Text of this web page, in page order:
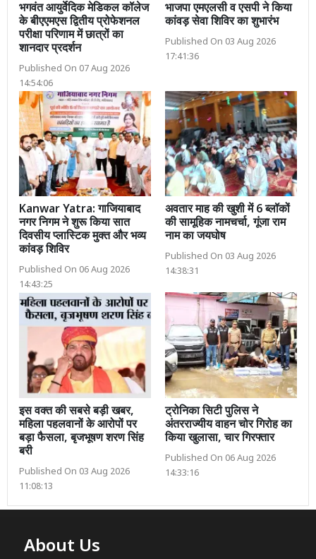
भगवंत आयुर्वेदिक मेडिकल कॉलेज
के बीएएमएस द्वितीय प्रोफेशनल
परीक्षा परिणाम में छात्रों का
शानदार प्रदर्शन
Published On 07 Aug 2026
14:54:06
भाजपा एमएलसी व एसपी ने किया
कांवड़ सेवा शिविर का शुभारंभ
Published On 03 Aug 2026
17:41:36
Kanwar Yatra: गाजियाबाद
नगर निगम ने शुरू किया सात
दिवसीय प्लास्टिक मुक्त और भव्य
कांवड़ शिविर
Published On 06 Aug 2026
14:43:25
अवतार माह की खुशी में 6 ब्लॉकों
की सामूहिक नामचर्चा, गूंजा राम
नाम का जयघोष
Published On 03 Aug 2026
14:38:31
इस वक्त की सबसे बड़ी खबर,
महिला पहलवानों के आरोपों पर
बड़ा फैसला, बृजभूषण शरण सिंह
बरी
Published On 03 Aug 2026
11:08:13
ट्रोनिका सिटी पुलिस ने
अंतरराज्यीय वाहन चोर गिरोह का
किया खुलासा, चार गिरफ्तार
Published On 06 Aug 2026
14:33:16
About Us